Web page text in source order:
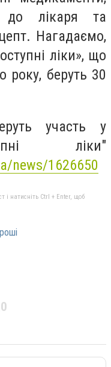
до лікаря та
Нагадаємо,
ліки», що
року, беруть 30
участь у
ліки"
news/1626650
і натисніть Ctrl + Enter, щоб